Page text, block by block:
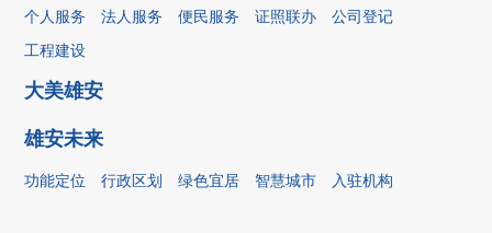
个人服务 法人服务 便民服务 证照联办
公司登记
工程建设
大美雄安
雄安未来
功能定位 行政区划 绿色宜居 智慧城市 入驻机构